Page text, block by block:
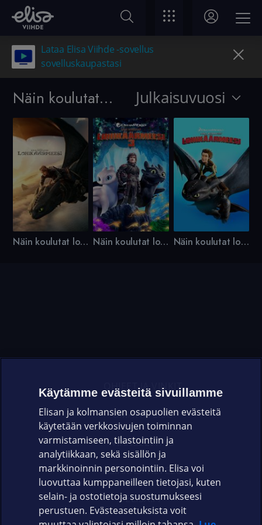
Lataa Elisa Viihde -sovellus
sovelluskaupastasi
Näin koulutat lohikäärmeesi Julkaisuvuosi
Näin koulutat lohikäärmeesi Näin koulutat lohikäärmeesi 3 Näin koulutat lohikäärmeesi
OHJEET JA VINKIT
OMAYHTEISÖ
VIANSELVITYS
ASIAKASPALVELU
ELISA.FI
Käytämme evästeitä sivuillamme
Elisan ja kolmansien osapuolien evästeitä
käytetään verkkosivujen toiminnan
varmistamiseen, tilastointiin ja
analytiikkaan, sekä sisällön ja
markkinoinnin personointiin. Elisa voi
luovuttaa kumppaneilleen tietojasi, kuten
selain- ja ostotietoja suostumukseesi
perustuen. Evästeasetuksista voit